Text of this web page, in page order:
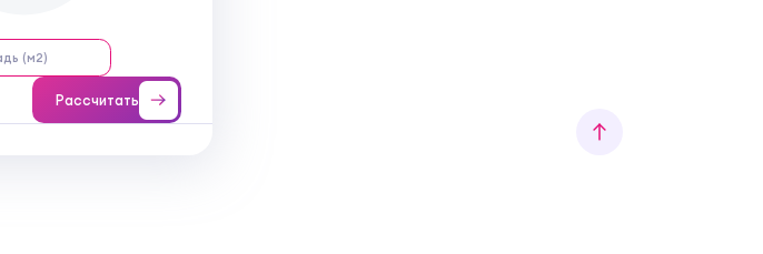
Рассчитать